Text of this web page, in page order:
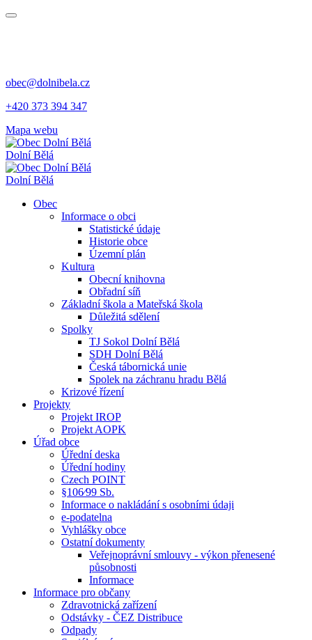
obec@dolnibela.cz
+420 373 394 347
Mapa webu
Dolní Bělá
Dolní Bělá
Obec
Informace o obci
Statistické údaje
Historie obce
Územní plán
Kultura
Obecní knihovna
Obřadní síň
Základní škola a Mateřská škola
Důležitá sdělení
Spolky
TJ Sokol Dolní Bělá
SDH Dolní Bělá
Česká tábornická unie
Spolek na záchranu hradu Bělá
Krizové řízení
Projekty
Projekt IROP
Projekt AOPK
Úřad obce
Úřední deska
Úřední hodiny
Czech POINT
§106⁄99 Sb.
Informace o nakládání s osobními údaji
e-podatelna
Vyhlášky obce
Ostatní dokumenty
Veřejnoprávní smlouvy - výkon přenesené
působnosti
Informace
Informace pro občany
Zdravotnická zařízení
Odstávky - ČEZ Distribuce
Odpady